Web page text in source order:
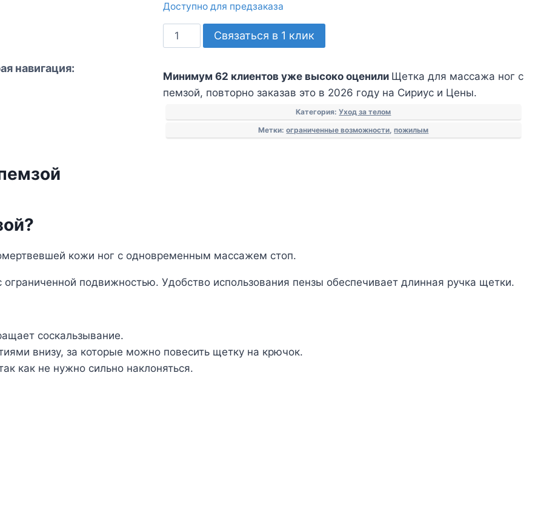
Доступно для предзаказа
Количество
товара
для
массажа
Связаться в 1 клик
Минимум 62 клиентов уже высоко оценили Щетка для массажа ног с
пемзой, повторно заказав это в 2026 году на Сириус и Цены.
Категория:Уход за телом
Метки:ограниченные возможности ,пожилым
навигация:
кожи ног с одновременным массажем стоп.
подвижностью. Удобство использования пензы обеспечивает длинная ручка щетки.
соскальзывание.
внизу, за которые можно повесить щетку на крючок.
как не нужно сильно наклоняться.